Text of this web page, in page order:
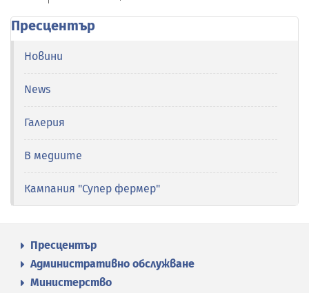
Пресцентър
Новини
News
Галерия
В медиите
Кампания "Супер фермер"
Пресцентър
Административно обслужване
Министерство